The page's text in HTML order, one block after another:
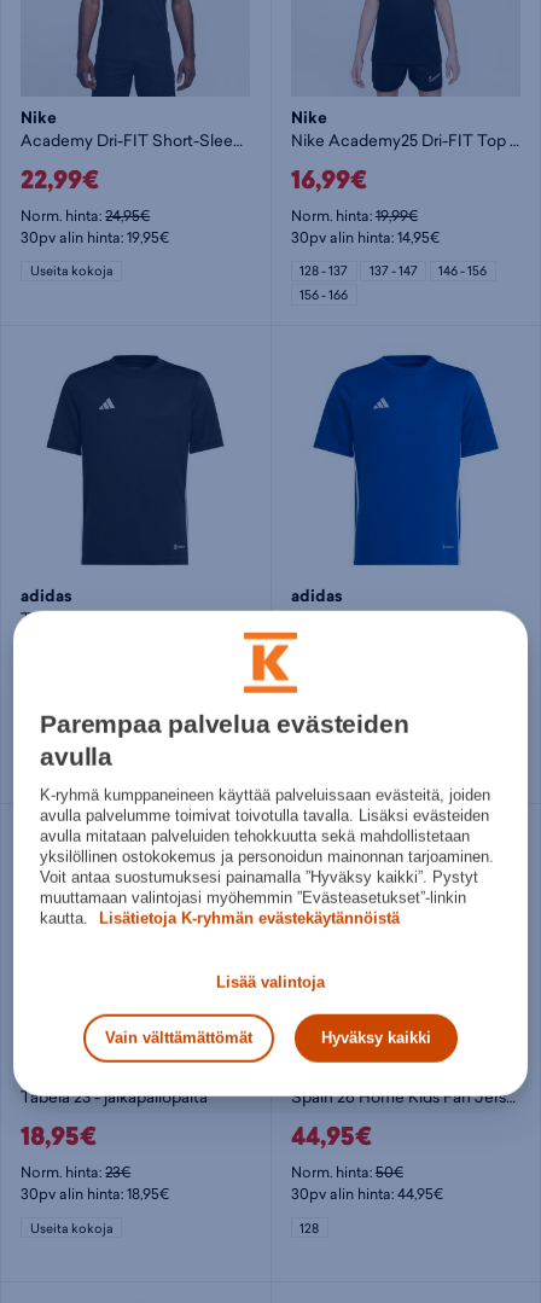
Nike
Academy Dri-FIT Short-Sleeve Top M - jalkapallopaita
22,99€
Norm. hinta:24,95€
30pv alin hinta: 19,95€
Useita kokoja
Nike
Nike Academy25 Dri-FIT Top Jr - jalkapallopaita
16,99€
Norm. hinta:19,99€
30pv alin hinta: 14,95€
128 - 137 137 - 147
146 - 156
156 - 166
adidas
Tabela 23 - jalkapallopaita
30pv alin hinta: 15,95€
128 140
adidas
Tabela 23 - jalkapallopaita
Norm. hinta:
30pv alin hinta: 15,95€
Tabela 23 - jalkapallopaita
18,95€
Norm. hinta:23€
30pv alin hinta: 18,95€
Useita kokoja
Spain 26 Home Kids Fan Jersey - jalkapallopaita
44,95€
Norm. hinta:50€
30pv alin hinta: 44,95€
128
Parempaa palvelua evästeiden
avulla
K-ryhmä kumppaneineen käyttää palveluissaan evästeitä, joiden
avulla palvelumme toimivat toivotulla tavalla. Lisäksi evästeiden
avulla mitataan palveluiden tehokkuutta sekä mahdollistetaan
yksilöllinen ostokokemus ja personoidun mainonnan tarjoaminen.
Voit antaa suostumuksesi painamalla ”Hyväksy kaikki”. Pystyt
muuttamaan valintojasi myöhemmin ”Evästeasetukset”-linkin
kautta.
Lisätietoja K-ryhmän evästekäytännöistä
Lisää valintoja
Vain välttämättömät Hyväksy kaikki